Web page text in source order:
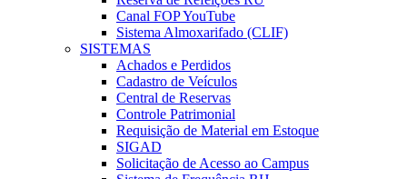
Canal FOP YouTube
Sistema Almoxarifado (CLIF)
SISTEMAS
Achados e Perdidos
Cadastro de Veículos
Central de Reservas
Controle Patrimonial
Requisição de Material em Estoque
SIGAD
Solicitação de Acesso ao Campus